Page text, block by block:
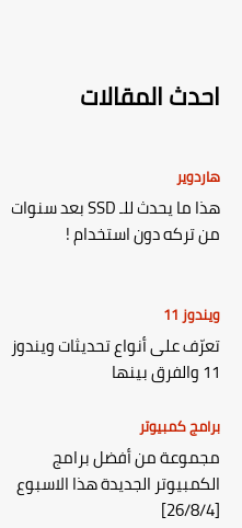
احدث المقالات
هاردوير
هذا ما يحدث للـ SSD بعد سنوات
من تركه دون استخدام !
ويندوز 11
تعرّف على أنواع تحديثات ويندوز
11 والفرق بينها
برامج كمبيوتر
مجموعة من أفضل برامج
الكمبيوتر الجديدة هذا الاسبوع
[26/8/4]